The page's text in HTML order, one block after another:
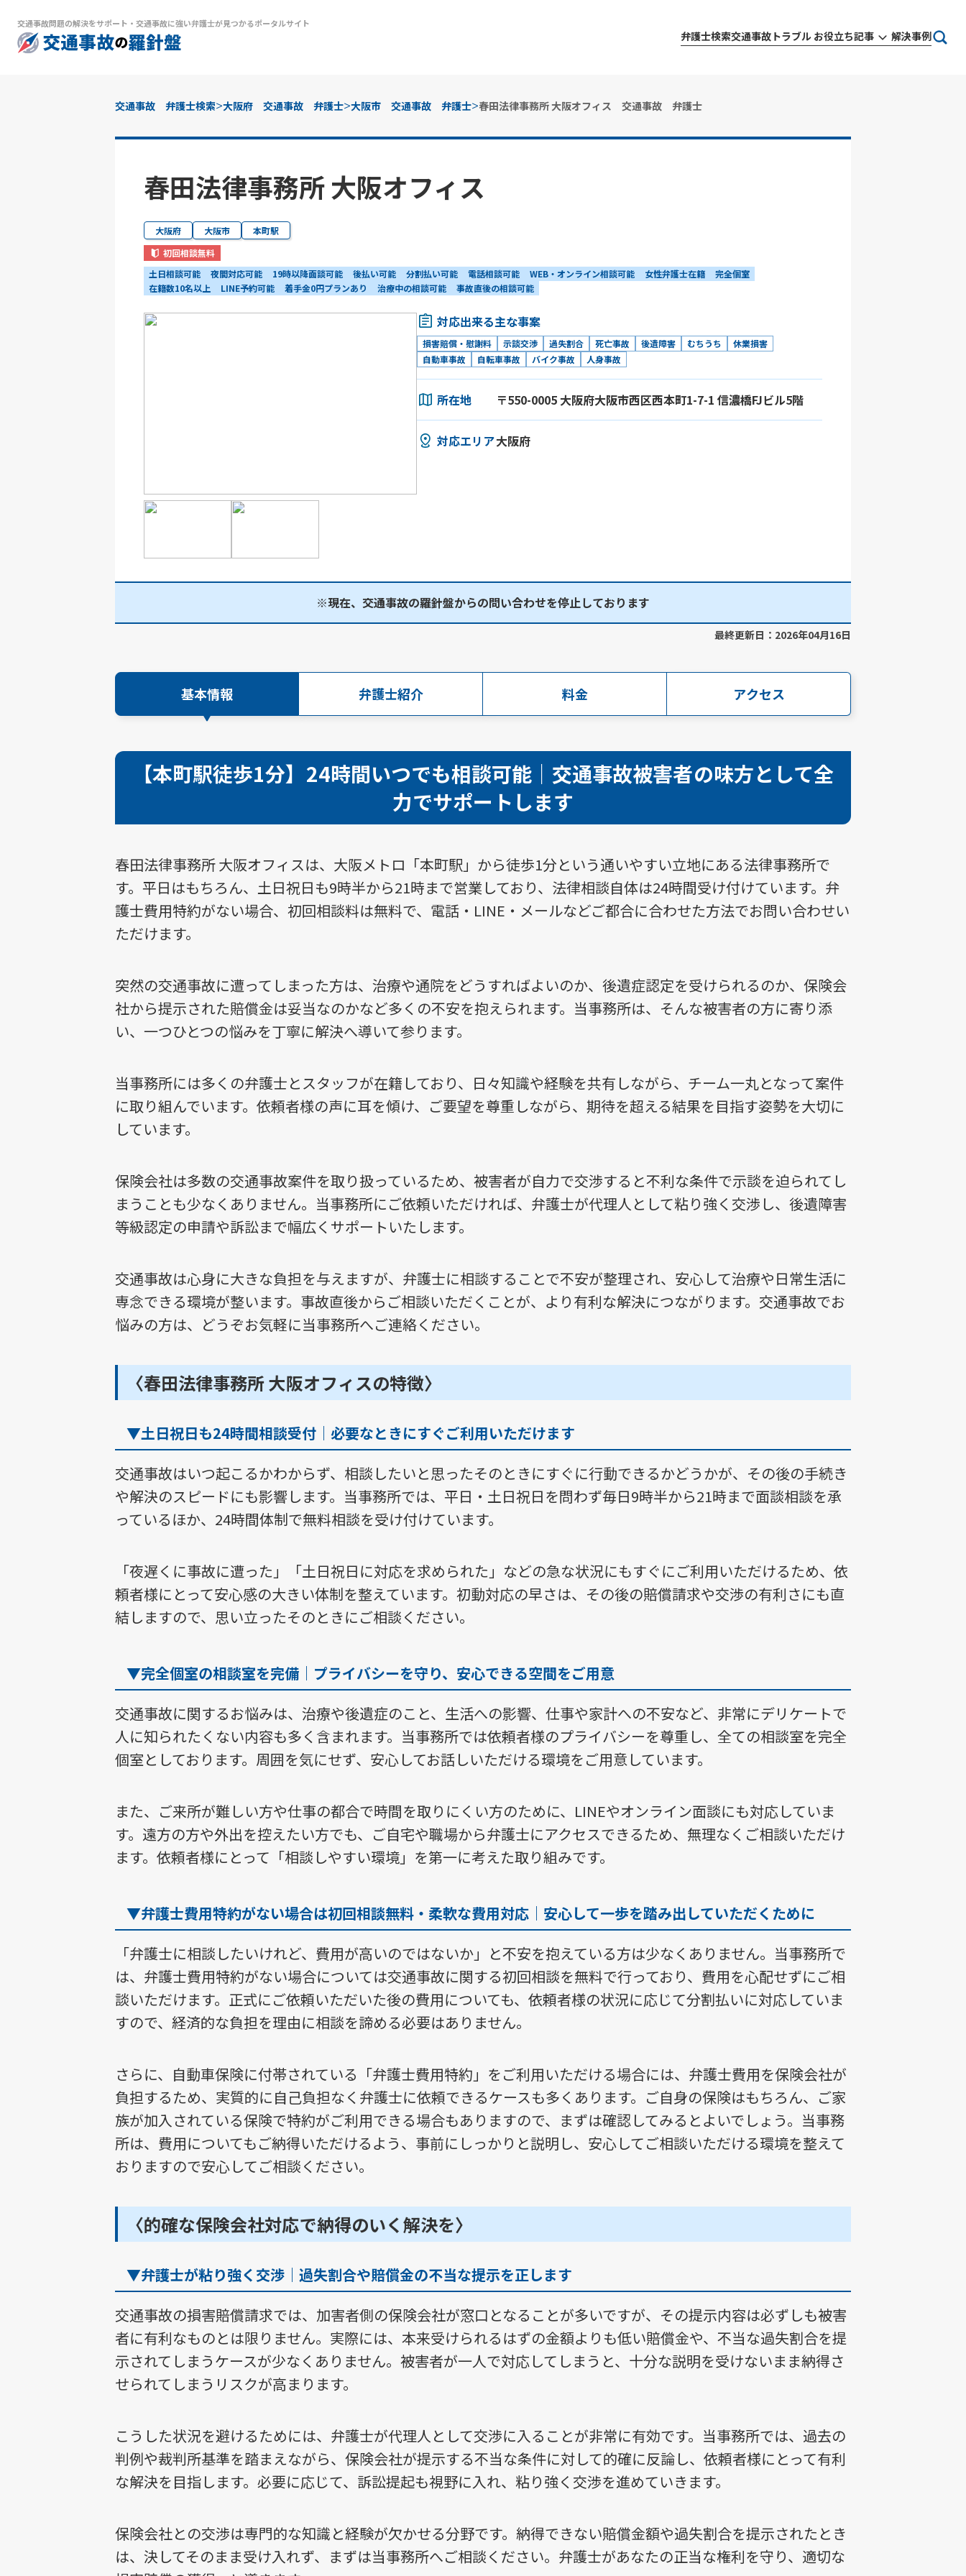
交通事故問題の解決をサポート ・ 交通事故に強い弁護士が見つかるポータルサイト
弁護士検索交通事故トラブル お役立ち記事 解決事例
交通事故 弁護士検索>大阪府 交通事故 弁護士>大阪市 交通事故 弁護士>春田法律事務所 大阪オフィス 交通事故 弁護士
春田法律事務所 大阪オフィス
大阪府 大阪市
本町駅
初回相談無料
土日相談可能
夜間対応可能 19時以降面談可能 後払い可能 分割払い可能 電話相談可能 WEB・オンライン相談可能 女性弁護士在籍
完全個室
在籍数10名以上
LINE予約可能 着手金0円プランあり 治療中の相談可能 事故直後の相談可能
対応出来る主な事案
損害賠償・慰謝料 示談交渉 過失割合 死亡事故 後遺障害 むちうち
休業損害
自動車事故
自転車事故 バイク事故 人身事故
所在地 〒550-0005 大阪府大阪市西区西本町1-7-1 信濃橋FJビル5階
対応エリア大阪府
※現在、交通事故の羅針盤からの問い合わせを停止しております
最終更新日：2026年04月16日
基本情報 弁護士紹介 料金 アクセス
【本町駅徒歩1分】24時間いつでも相談可能｜交通事故被害者の味方として全
力でサポートします
春田法律事務所 大阪オフィスは、大阪メトロ「本町駅」から徒歩1分という通いやすい立地にある法律事務所で
す。平日はもちろん、土日祝日も9時半から21時まで営業しており、法律相談自体は24時間受け付けています。弁
護士費用特約がない場合、初回相談料は無料で、電話・LINE・メールなどご都合に合わせた方法でお問い合わせい
ただけます。
突然の交通事故に遭ってしまった方は、治療や通院をどうすればよいのか、後遺症認定を受けられるのか、保険会
社から提示された賠償金は妥当なのかなど多くの不安を抱えられます。当事務所は、そんな被害者の方に寄り添
い、一つひとつの悩みを丁寧に解決へ導いて参ります。
当事務所には多くの弁護士とスタッフが在籍しており、日々知識や経験を共有しながら、チーム一丸となって案件
に取り組んでいます。依頼者様の声に耳を傾け、ご要望を尊重しながら、期待を超える結果を目指す姿勢を大切に
しています。
保険会社は多数の交通事故案件を取り扱っているため、被害者が自力で交渉すると不利な条件で示談を迫られてし
まうことも少なくありません。当事務所にご依頼いただければ、弁護士が代理人として粘り強く交渉し、後遺障害
等級認定の申請や訴訟まで幅広くサポートいたします。
交通事故は心身に大きな負担を与えますが、弁護士に相談することで不安が整理され、安心して治療や日常生活に
専念できる環境が整います。事故直後からご相談いただくことが、より有利な解決につながります。交通事故でお
悩みの方は、どうぞお気軽に当事務所へご連絡ください。
〈春田法律事務所 大阪オフィスの特徴〉
▼土日祝日も24時間相談受付｜必要なときにすぐご利用いただけます
交通事故はいつ起こるかわからず、相談したいと思ったそのときにすぐに行動できるかどうかが、その後の手続き
や解決のスピードにも影響します。当事務所では、平日・土日祝日を問わず毎日9時半から21時まで面談相談を承
っているほか、24時間体制で無料相談を受け付けています。
「夜遅くに事故に遭った」「土日祝日に対応を求められた」などの急な状況にもすぐにご利用いただけるため、依
頼者様にとって安心感の大きい体制を整えています。初動対応の早さは、その後の賠償請求や交渉の有利さにも直
結しますので、思い立ったそのときにご相談ください。
▼完全個室の相談室を完備｜プライバシーを守り、安心できる空間をご用意
交通事故に関するお悩みは、治療や後遺症のこと、生活への影響、仕事や家計への不安など、非常にデリケートで
人に知られたくない内容も多く含まれます。当事務所では依頼者様のプライバシーを尊重し、全ての相談室を完全
個室としております。周囲を気にせず、安心してお話しいただける環境をご用意しています。
また、ご来所が難しい方や仕事の都合で時間を取りにくい方のために、LINEやオンライン面談にも対応していま
す。遠方の方や外出を控えたい方でも、ご自宅や職場から弁護士にアクセスできるため、無理なくご相談いただけ
ます。依頼者様にとって「相談しやすい環境」を第一に考えた取り組みです。
▼弁護士費用特約がない場合は初回相談無料・柔軟な費用対応｜安心して一歩を踏み出していただくために
「弁護士に相談したいけれど、費用が高いのではないか」と不安を抱えている方は少なくありません。当事務所で
は、弁護士費用特約がない場合については交通事故に関する初回相談を無料で行っており、費用を心配せずにご相
談いただけます。正式にご依頼いただいた後の費用についても、依頼者様の状況に応じて分割払いに対応していま
すので、経済的な負担を理由に相談を諦める必要はありません。
さらに、自動車保険に付帯されている「弁護士費用特約」をご利用いただける場合には、弁護士費用を保険会社が
負担するため、実質的に自己負担なく弁護士に依頼できるケースも多くあります。ご自身の保険はもちろん、ご家
族が加入されている保険で特約がご利用できる場合もありますので、まずは確認してみるとよいでしょう。当事務
所は、費用についてもご納得いただけるよう、事前にしっかりと説明し、安心してご相談いただける環境を整えて
おりますので安心してご相談ください。
〈的確な保険会社対応で納得のいく解決を〉
▼弁護士が粘り強く交渉｜過失割合や賠償金の不当な提示を正します
交通事故の損害賠償請求では、加害者側の保険会社が窓口となることが多いですが、その提示内容は必ずしも被害
者に有利なものとは限りません。実際には、本来受けられるはずの金額よりも低い賠償金や、不当な過失割合を提
示されてしまうケースが少なくありません。被害者が一人で対応してしまうと、十分な説明を受けないまま納得さ
せられてしまうリスクが高まります。
こうした状況を避けるためには、弁護士が代理人として交渉に入ることが非常に有効です。当事務所では、過去の
判例や裁判所基準を踏まえながら、保険会社が提示する不当な条件に対して的確に反論し、依頼者様にとって有利
な解決を目指します。必要に応じて、訴訟提起も視野に入れ、粘り強く交渉を進めていきます。
保険会社との交渉は専門的な知識と経験が欠かせる分野です。納得できない賠償金額や過失割合を提示されたとき
は、決してそのまま受け入れず、まずは当事務所へご相談ください。弁護士があなたの正当な権利を守り、適切な